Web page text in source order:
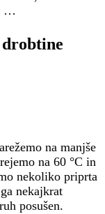
…
drobtine
na manjše
na 60 °C in
nekoliko priprta
nekajkrat
posušen.